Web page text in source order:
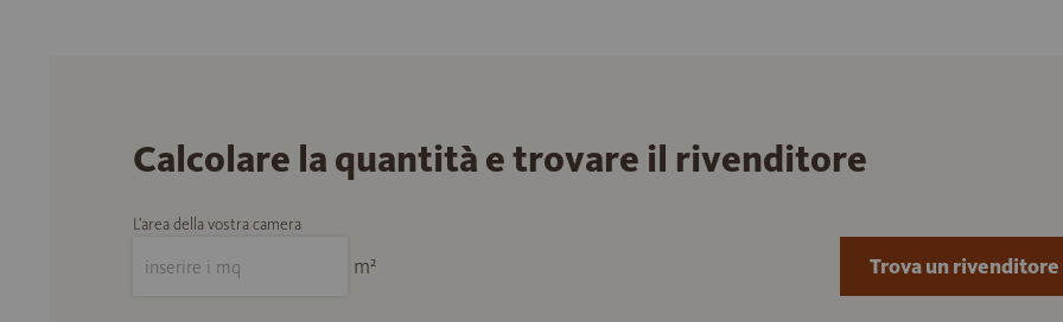
Calcolare la quantità e trovare il rivenditore
L'area della vostra camera
m² Trova un rivenditore